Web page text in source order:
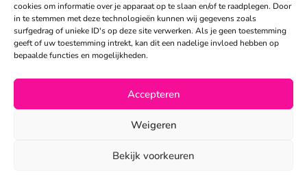
cookies om informatie over je apparaat op te slaan en/of te raadplegen. Door
in te stemmen met deze technologieën kunnen wij gegevens zoals
surfgedrag of unieke ID's op deze site verwerken. Als je geen toestemming
geeft of uw toestemming intrekt, kan dit een nadelige invloed hebben op
bepaalde functies en mogelijkheden.
Accepteren
Weigeren
Bekijk voorkeuren
Sandra Peters:
06 – 26 050 230
info@alertpromotie.nl